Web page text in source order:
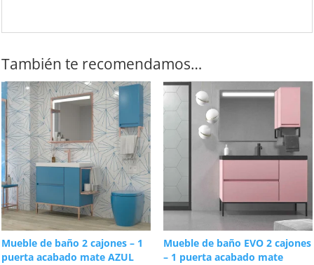
También te recomendamos…
Mueble de baño 2 cajones – 1
puerta acabado mate AZUL
Mueble de baño EVO 2 cajones
– 1 puerta acabado mate